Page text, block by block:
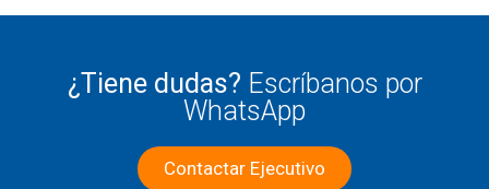
¿Tiene dudas? Escríbanos por
WhatsApp
Contactar Ejecutivo